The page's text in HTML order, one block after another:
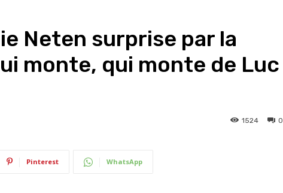
Neten surprise par la
monte, qui monte de Luc
0
1524
Pinterest WhatsApp